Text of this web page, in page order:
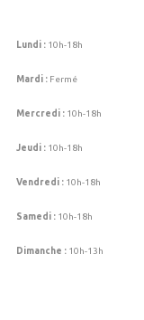
Lundi : 10h-18h
Mardi : Fermé
Mercredi : 10h-18h
Jeudi : 10h-18h
Vendredi : 10h-18h
Samedi : 10h-18h
Dimanche : 10h-13h